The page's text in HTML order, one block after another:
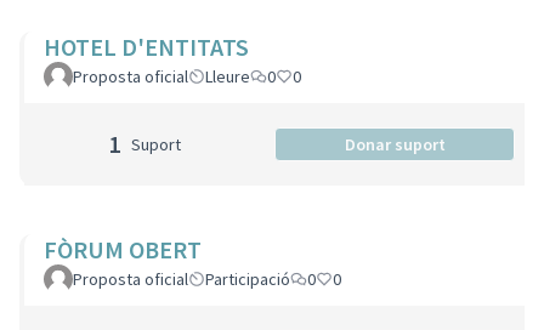
HOTEL D'ENTITATS
Proposta oficial Lleure 0 0
1 Suport Donar suport
FÒRUM OBERT
Proposta oficial Participació 0 0